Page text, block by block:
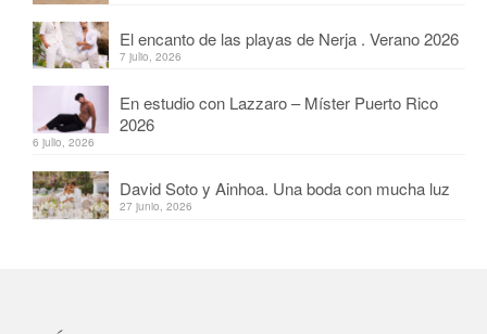
El encanto de las playas de Nerja . Verano 2026
7 julio, 2026
En estudio con Lazzaro – Míster Puerto Rico
2026
6 julio, 2026
David Soto y Ainhoa. Una boda con mucha luz
27 junio, 2026